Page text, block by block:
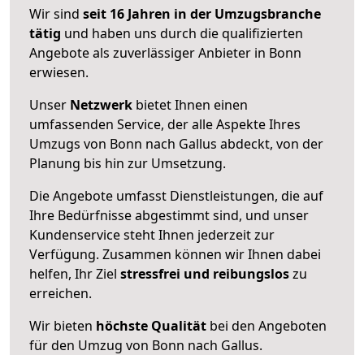
Wir sind seit 16 Jahren in der Umzugsbranche
tätig und haben uns durch die qualifizierten
Angebote als zuverlässiger Anbieter in Bonn
erwiesen.
Unser Netzwerk bietet Ihnen einen
umfassenden Service, der alle Aspekte Ihres
Umzugs von Bonn nach Gallus abdeckt, von der
Planung bis hin zur Umsetzung.
Die Angebote umfasst Dienstleistungen, die auf
Ihre Bedürfnisse abgestimmt sind, und unser
Kundenservice steht Ihnen jederzeit zur
Verfügung. Zusammen können wir Ihnen dabei
helfen, Ihr Ziel stressfrei und reibungsloszu
erreichen.
Wir bieten höchste Qualität bei den Angeboten
für den Umzug von Bonn nach Gallus.